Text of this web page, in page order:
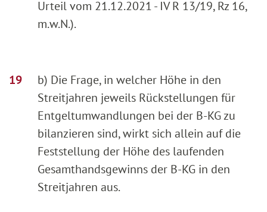
Urteil vom 21.12.2021 - IV R 13/19, Rz 16,
m.w.N.).
b) Die Frage, in welcher Höhe in den
Streitjahren jeweils Rückstellungen für
Entgeltumwandlungen bei der B-KG zu
bilanzieren sind, wirkt sich allein auf die
Feststellung der Höhe des laufenden
Gesamthandsgewinns der B-KG in den
Streitjahren aus.